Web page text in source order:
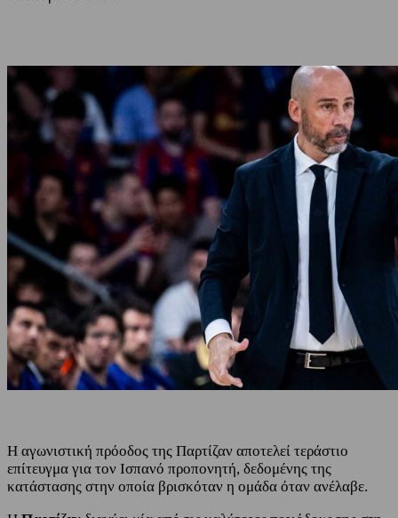
Η αγωνιστική πρόοδος της Παρτίζαν αποτελεί τεράστιο
επίτευγμα για τον Ισπανό προπονητή, δεδομένης της
κατάστασης στην οποία βρισκόταν η ομάδα όταν ανέλαβε.